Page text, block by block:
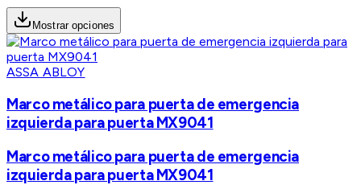
Mostrar opciones
ASSA ABLOY
Marco metálico para puerta de emergencia
izquierda para puerta MX9041
Marco metálico para puerta de emergencia
izquierda para puerta MX9041